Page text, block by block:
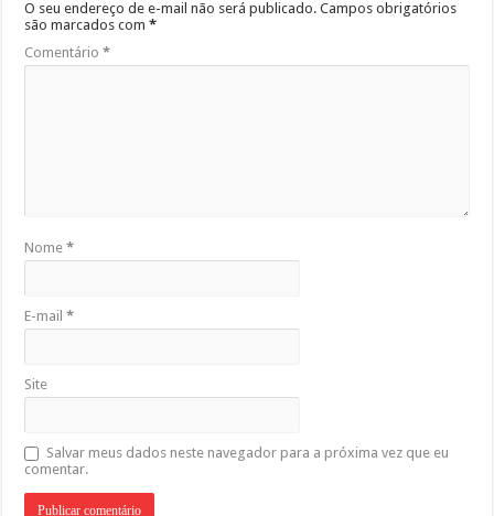
O seu endereço de e-mail não será publicado. Campos obrigatórios
são marcados com*
Comentário*
Nome*
E-mail*
Site
Salvar meus dados neste navegador para a próxima vez que eu
comentar.